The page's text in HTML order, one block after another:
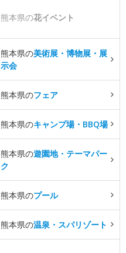
熊本県の花イベント
熊本県の美術展・博物展・展
示会
熊本県のフェア
熊本県のキャンプ場・BBQ場
熊本県の遊園地・テーマパー
ク
熊本県のプール
熊本県の温泉・スパリゾート